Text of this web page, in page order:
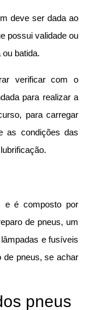
deve ser dada ao
possui validade ou
batida.
verificar com o
para realizar a
para carregar
as condições das
e é composto por
de pneus, um
e fusíveis
de pneus, se achar
pneus